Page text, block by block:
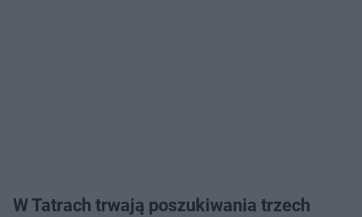
W Tatrach trwają poszukiwania trzech